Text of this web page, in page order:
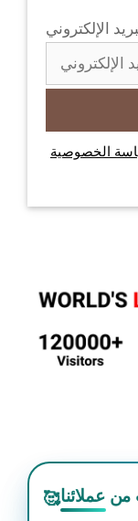
الإلكتروني
الخصوصية
🥰من عملائنا